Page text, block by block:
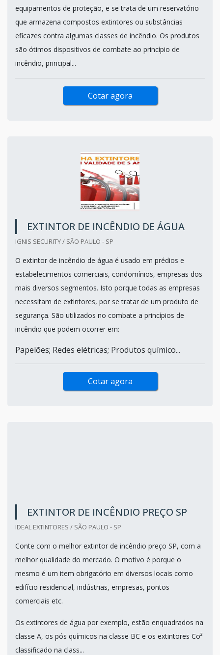
equipamentos de proteção, e se trata de um reservatório
que armazena compostos extintores ou substâncias
eficazes contra algumas classes de incêndio. Os produtos
são ótimos dispositivos de combate ao princípio de
incêndio, principal...
Cotar agora
EXTINTOR DE INCÊNDIO DE ÁGUA
IGNIS SECURITY / SÃO PAULO - SP
O extintor de incêndio de água é usado em prédios e
estabelecimentos comerciais, condomínios, empresas dos
mais diversos segmentos. Isto porque todas as empresas
necessitam de extintores, por se tratar de um produto de
segurança. São utilizados no combate a princípios de
incêndio que podem ocorrer em:
Papelões; Redes elétricas; Produtos químico...
Cotar agora
EXTINTOR DE INCÊNDIO PREÇO SP
IDEAL EXTINTORES / SÃO PAULO - SP
Conte com o melhor extintor de incêndio preço SP, com a
melhor qualidade do mercado. O motivo é porque o
mesmo é um item obrigatório em diversos locais como
edifício residencial, indústrias, empresas, pontos
comerciais etc.
Os extintores de água por exemplo, estão enquadrados na
classe A, os pós químicos na classe BC e os extintores Co²
classificado na class...